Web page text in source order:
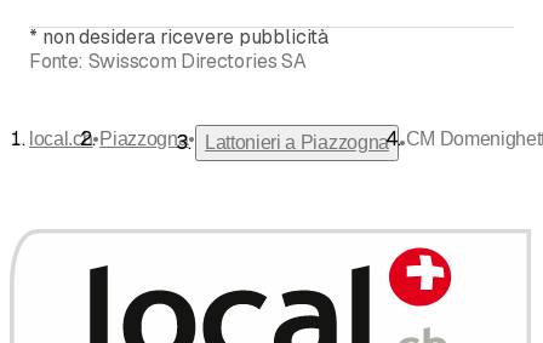
* non desidera ricevere pubblicità
Fonte: Swisscom Directories SA
local.ch•Piazzogna• Lattonieri a Piazzogna •CM